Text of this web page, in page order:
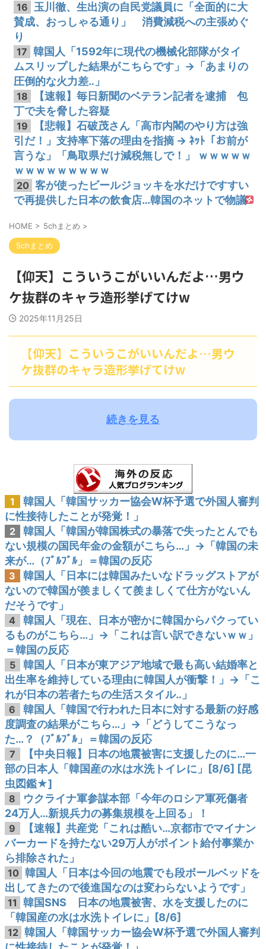
16 玉川徹、生出演の自民党議員に「全面的に大
賛成、おっしゃる通り」 消費減税への主張めぐ
り
17 韓国人「1592年に現代の機械化部隊がタイ
ムスリップした結果がこちらです」→「あまりの
圧倒的な火力差‥」
18
【速報】毎日新聞のベテラン記者を逮捕 包
丁で夫を脅した容疑
19
【悲報】石破茂さん「高市内閣のやり方は強
引だ！」支持率下落の理由を指摘 → ﾈｯﾄ「お前が
言うな」「鳥取県だけ減税無しで！」 ｗｗｗｗｗ
ｗｗｗｗｗｗｗｗｗ
20 客が使ったビールジョッキを水だけですすい
で再提供した日本の飲食店…韓国のネットで物議
HOME > 5chまとめ >
5chまとめ
【仰天】こういうこがいいんだよ…男ウ
ケ抜群のキャラ造形挙げてけw
2025年11月25日
【仰天】こういうこがいいんだよ…男ウ
ケ抜群のキャラ造形挙げてけw
続きを見る
1
韓国人「韓国サッカー協会W杯予選で外国人審判
に性接待したことが発覚！」
2
韓国人「韓国が韓国株式の暴落で失ったとんでも
ない規模の国民年金の金額がこちら…」→「韓国の未
来が…（ﾌﾞﾙﾌﾞﾙ」＝韓国の反応
3
韓国人「日本には韓国みたいなドラッグストアが
ないので韓国が羨ましくて羨ましくて仕方がないん
だそうです」
4
韓国人「現在、日本が密かに韓国からパクってい
るものがこちら…」→「これは言い訳できないｗｗ」
＝韓国の反応
5
韓国人「日本が東アジア地域で最も高い結婚率と
出生率を維持している理由に韓国人が衝撃！」→「こ
れが日本の若者たちの生活スタイル‥」
6
韓国人「韓国で行われた日本に対する最新の好感
度調査の結果がこちら…」→「どうしてこうなっ
た…？（ﾌﾞﾙﾌﾞﾙ」＝韓国の反応
7
【中央日報】日本の地震被害に支援したのに…一
部の日本人「韓国産の水は水洗トイレに」[8/6] [昆
虫図鑑★]
8
ウクライナ軍参謀本部「今年のロシア軍死傷者
24万人…新規兵力の募集規模を上回る」！
9
【速報】共産党「これは酷い…京都市でマイナン
バーカードを持たない29万人がポイント給付事業か
ら排除された」
10 韓国人「日本は今回の地震でも段ボールベッドを
出してきたので後進国なのは変わらないようです」
11
韓国SNS 日本の地震被害、水を支援したのに
「韓国産の水は水洗トイレに」[8/6]
12 韓国人「韓国サッカー協会W杯予選で外国人審判